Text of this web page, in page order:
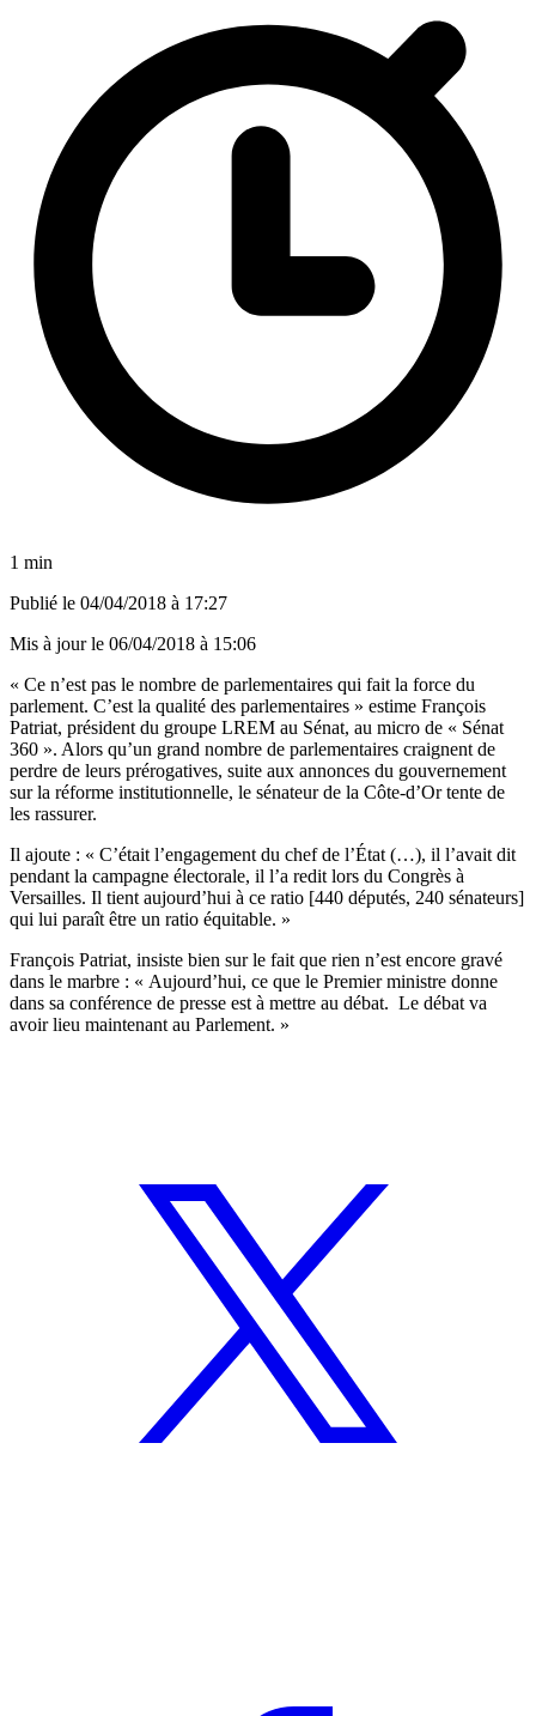
1 min
Publié le 04/04/2018 à 17:27
Mis à jour le 06/04/2018 à 15:06
« Ce n’est pas le nombre de parlementaires qui fait la force du
parlement. C’est la qualité des parlementaires » estime François
Patriat, président du groupe LREM au Sénat, au micro de « Sénat
360 ». Alors qu’un grand nombre de parlementaires craignent de
perdre de leurs prérogatives, suite aux annonces du gouvernement
sur la réforme institutionnelle, le sénateur de la Côte-d’Or tente de
les rassurer.
Il ajoute : « C’était l’engagement du chef de l’État (…), il l’avait dit
pendant la campagne électorale, il l’a redit lors du Congrès à
Versailles. Il tient aujourd’hui à ce ratio [440 députés, 240 sénateurs]
qui lui paraît être un ratio équitable. »
François Patriat, insiste bien sur le fait que rien n’est encore gravé
dans le marbre : « Aujourd’hui, ce que le Premier ministre donne
dans sa conférence de presse est à mettre au débat. Le débat va
avoir lieu maintenant au Parlement. »